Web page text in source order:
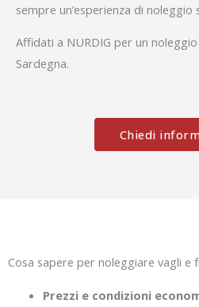
sempre un’esperienza di
Affidati a NURDIG per un
Sardegna.
Chiedi
Cosa sapere per noleggiare vagli
Prezzi e condizioni